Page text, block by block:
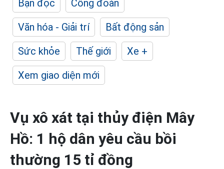
Bạn đọc
Công đoàn
Văn hóa - Giải trí
Bất động sản
Sức khỏe
Thế giới
Xe +
Xem giao diện mới
Vụ xô xát tại thủy điện Mây
Hồ: 1 hộ dân yêu cầu bồi
thường 15 tỉ đồng